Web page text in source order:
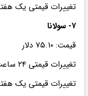
تغییرات قیمتی یک
۷- سولانا
قیمت: ۷۵.۱۰ دلار
تغییرات قیمتی ۲۴ ساعت گذشته: ۵.۵۶ درصد کاهش
تغییرات قیمتی یک هفته اخیر: